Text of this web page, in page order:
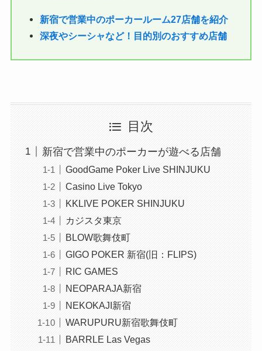
新宿で営業中のポーカールーム27店舗を紹介
深夜やシーシャなど！目的別のおすすめ店舗
目次
新宿で営業中のポーカーが遊べる店舗
GoodGame Poker Live SHINJUKU
Casino Live Tokyo
KKLIVE POKER SHINJUKU
カジスタ東京
BLOW歌舞伎町
GIGO POKER 新宿(旧：FLIPS)
RIC GAMES
NEOPARAJA新宿
NEKOKAJI新宿
WARUPURU新宿歌舞伎町
BARRLE Las Vegas